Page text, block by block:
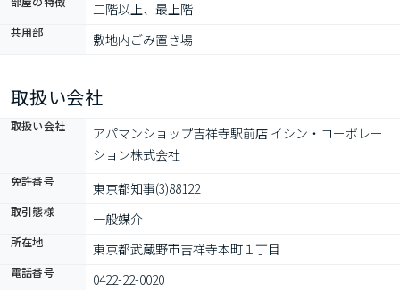
二階以上、最上階
共用部 敷地内ごみ置き場
取扱い会社
取扱い会社
アパマンショップ吉祥寺駅前店 イシン・コーポレー
ション株式会社
免許番号 東京都知事(3)88122
取引態様 一般媒介
所在地 東京都武蔵野市吉祥寺本町１丁目
電話番号 0422-22-0020